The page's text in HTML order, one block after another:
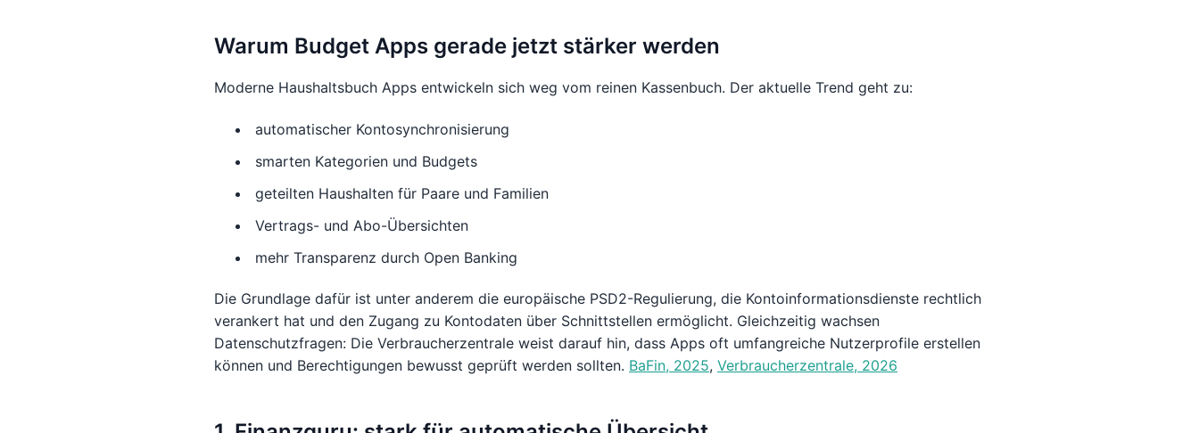
Warum Budget Apps gerade jetzt stärker werden
Moderne Haushaltsbuch Apps entwickeln sich weg vom reinen Kassenbuch. Der aktuelle Trend geht zu:
automatischer Kontosynchronisierung
smarten Kategorien und Budgets
geteilten Haushalten für Paare und Familien
Vertrags- und Abo-Übersichten
mehr Transparenz durch Open Banking
Die Grundlage dafür ist unter anderem die europäische PSD2-Regulierung, die Kontoinformationsdienste rechtlich
verankert hat und den Zugang zu Kontodaten über Schnittstellen ermöglicht. Gleichzeitig wachsen
Datenschutzfragen: Die Verbraucherzentrale weist darauf hin, dass Apps oft umfangreiche Nutzerprofile erstellen
können und Berechtigungen bewusst geprüft werden sollten. BaFin, 2025, Verbraucherzentrale, 2026